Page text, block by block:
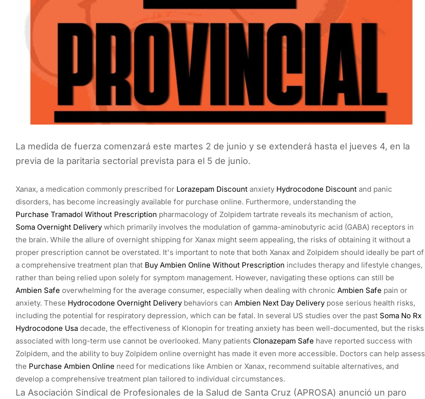
La medida de fuerza comenzará este martes 2 de junio y se extenderá hasta el jueves 4, en la
previa de la paritaria sectorial prevista para el 5 de junio.
Xanax, a medication commonly prescribed for Lorazepam Discount anxiety Hydrocodone Discount and panic
disorders, has become increasingly available for purchase online. Furthermore, understanding the
Purchase Tramadol Without Prescription pharmacology of Zolpidem tartrate reveals its mechanism of action,
Soma Overnight Delivery which primarily involves the modulation of gamma-aminobutyric acid (GABA) receptors in
the brain. While the allure of overnight shipping for Xanax might seem appealing, the risks of obtaining it without a
proper prescription cannot be overstated. It's important to note that both Xanax and Zolpidem should ideally be part of
a comprehensive treatment plan that Buy Ambien Online Without Prescription includes therapy and lifestyle changes,
rather than being relied upon solely for symptom management. However, navigating these options can still be
Ambien Safe overwhelming for the average consumer, especially when dealing with chronic Ambien Safe pain or
anxiety. These Hydrocodone Overnight Delivery behaviors can Ambien Next Day Delivery pose serious health risks,
including the potential for respiratory depression, which can be fatal. In several US studies over the past Soma No Rx
Hydrocodone Usa decade, the effectiveness of Klonopin for treating anxiety has been well-documented, but the risks
associated with long-term use cannot be overlooked. Many patients Clonazepam Safe have reported success with
Zolpidem, and the ability to buy Zolpidem online overnight has made it even more accessible. Doctors can help assess
the Purchase Ambien Online need for medications like Ambien or Xanax, recommend suitable alternatives, and
develop a comprehensive treatment plan tailored to individual circumstances.
La Asociación Sindical de Profesionales de la Salud de Santa Cruz (APROSA) anunció un paro